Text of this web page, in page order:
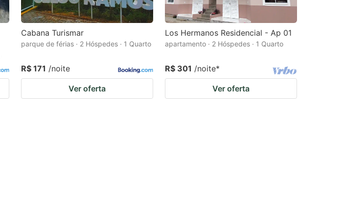
Cabana Turismar
parque de férias · 2 Hóspedes · 1 Quarto
R$ 171 /noite
Ver oferta
Los Hermanos Residencial - Ap 01
apartamento · 2 Hóspedes · 1 Quarto
R$ 301 /noite*
Ver oferta